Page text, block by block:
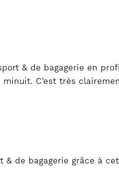
& de bagagerie en
C’est très
& de bagagerie grâce à